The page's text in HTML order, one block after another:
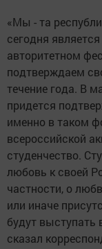
«Мы - та
сегодня
авторитетном
подтверждаем
течение года. В
придется
именно в таком
всероссийской
студенчество.
любовь к своей
частности, о
или иначе
будут выступать
сказал